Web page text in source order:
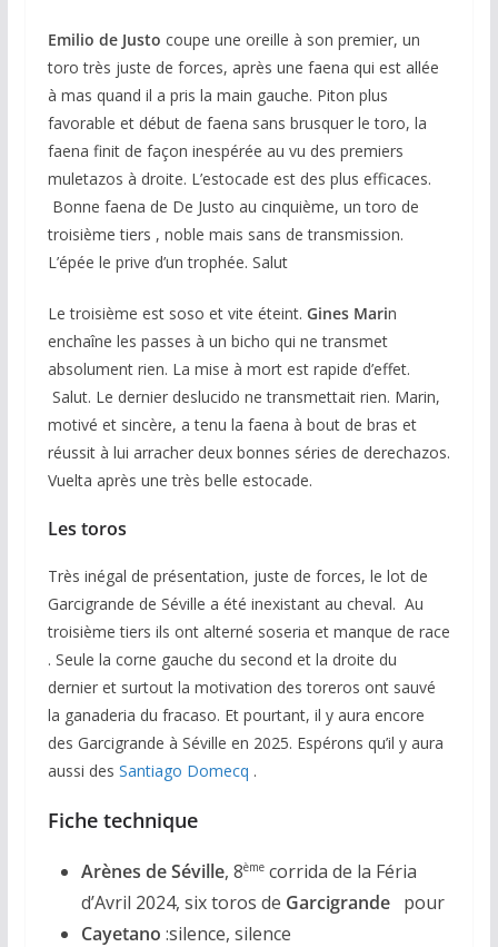
Emilio de Justo coupe une oreille à son premier, un
toro très juste de forces, après une faena qui est allée
à mas quand il a pris la main gauche. Piton plus
favorable et début de faena sans brusquer le toro, la
faena finit de façon inespérée au vu des premiers
muletazos à droite. L’estocade est des plus efficaces.
Bonne faena de De Justo au cinquième, un toro de
troisième tiers , noble mais sans de transmission.
L’épée le prive d’un trophée. Salut
Le troisième est soso et vite éteint. Gines Marin
enchaîne les passes à un bicho qui ne transmet
absolument rien. La mise à mort est rapide d’effet.
Salut. Le dernier deslucido ne transmettait rien. Marin,
motivé et sincère, a tenu la faena à bout de bras et
réussit à lui arracher deux bonnes séries de derechazos.
Vuelta après une très belle estocade.
Les toros
Très inégal de présentation, juste de forces, le lot de
Garcigrande de Séville a été inexistant au cheval. Au
troisième tiers ils ont alterné soseria et manque de race
. Seule la corne gauche du second et la droite du
dernier et surtout la motivation des toreros ont sauvé
la ganaderia du fracaso. Et pourtant, il y aura encore
des Garcigrande à Séville en 2025. Espérons qu’il y aura
aussi des Santiago Domecq .
Fiche technique
Arènes de Séville, 8èmecorrida de la Féria
d’Avril 2024, six toros de Garcigrande pour
Cayetano :silence, silence